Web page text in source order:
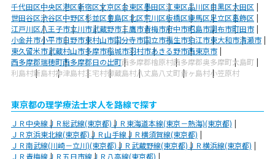
千代田区中央区港区新宿区文京区台東区墨田区江東区品川区目黒区大田区
世田谷区渋谷区中野区杉並区豊島区北区荒川区板橋区練馬区足立区葛飾区
江戸川区八王子市立川市武蔵野市三鷹市青梅市府中市昭島市調布市町田市
小金井市小平市日野市東村山市国分寺市国立市福生市狛江市東大和市清瀬市
東久留米市武蔵村山市多摩市稲城市羽村市あきる野市西東京市
西多摩郡瑞穂町西多摩郡日の出町西多摩郡檜原村西多摩郡奥多摩町大島町
利島村新島村神津島村三宅村御蔵島村八丈島八丈町青ヶ島村小笠原村
東京都の理学療法士求人を路線で探す
ＪＲ中央線ＪＲ総武線(東京都)ＪＲ東海道本線(東京－熱海)(東京都)
ＪＲ京浜東北線(東京都)ＪＲ山手線ＪＲ横須賀線(東京都)
ＪＲ南武線(川崎－立川)(東京都)ＪＲ武蔵野線(東京都)ＪＲ横浜線(東京都)
ＪＲ青梅線ＪＲ五日市線ＪＲ八高線(東京都)